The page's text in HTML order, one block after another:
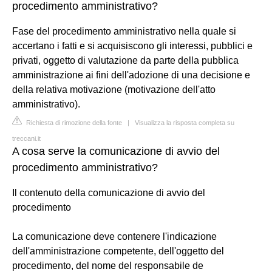
procedimento amministrativo?
Fase del procedimento amministrativo nella quale si
accertano i fatti e si acquisiscono gli interessi, pubblici e
privati, oggetto di valutazione da parte della pubblica
amministrazione ai fini dell'adozione di una decisione e
della relativa motivazione (motivazione dell'atto
amministrativo).
Richiesta di rimozione della fonte | Visualizza la risposta completa su
treccani.it
A cosa serve la comunicazione di avvio del
procedimento amministrativo?
Il contenuto della comunicazione di avvio del
procedimento
La comunicazione deve contenere l'indicazione
dell'amministrazione competente, dell'oggetto del
procedimento, del nome del responsabile de